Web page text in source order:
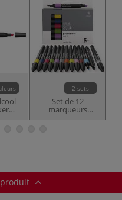
2 sets
Set de 12
marqueurs
Promarker + 1